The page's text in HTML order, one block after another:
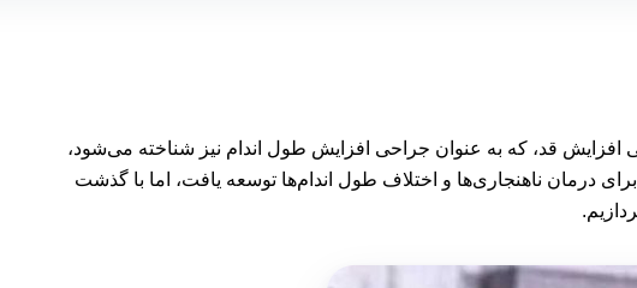
کشف شد. جراحی افزایش قد، که به عنوان جراحی افزایش طول اندام نیز شناخته می‌شود،
درمان ناهنجاری‌ها و اختلاف طول اندام‌ها توسعه یافت، اما با گذشت